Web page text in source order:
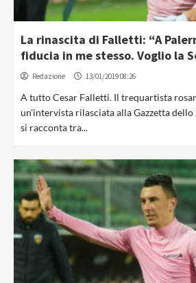
La rinascita di Falletti: “A
fiducia in me stesso. Voglio la
Redazione 13/01/2019 08:26
A tutto Cesar Falletti. Il trequartista
un'intervista rilasciata alla Gazzetta dello
si racconta tra...